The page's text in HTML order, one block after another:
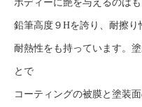
ボディーに艶を与えるのは
鉛筆高度９Hを誇り、耐擦
耐熱性をも持っています。
とで
コーティングの被膜と塗装